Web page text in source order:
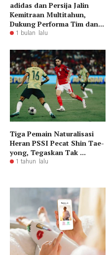
adidas dan Persija Jalin
Kemitraan Multitahun,
Dukung Performa Tim dan...
1 bulan lalu
Tiga Pemain Naturalisasi
Heran PSSI Pecat Shin Tae-
yong, Tegaskan Tak ...
1 tahun lalu